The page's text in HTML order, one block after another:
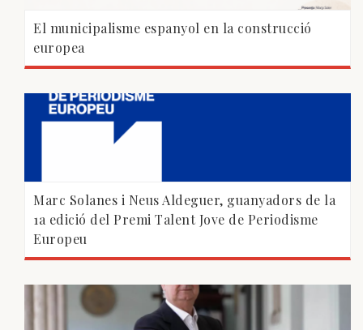
El municipalisme espanyol en la construcció
europea
Marc Solanes i Neus Aldeguer, guanyadors de la
1a edició del Premi Talent Jove de Periodisme
Europeu